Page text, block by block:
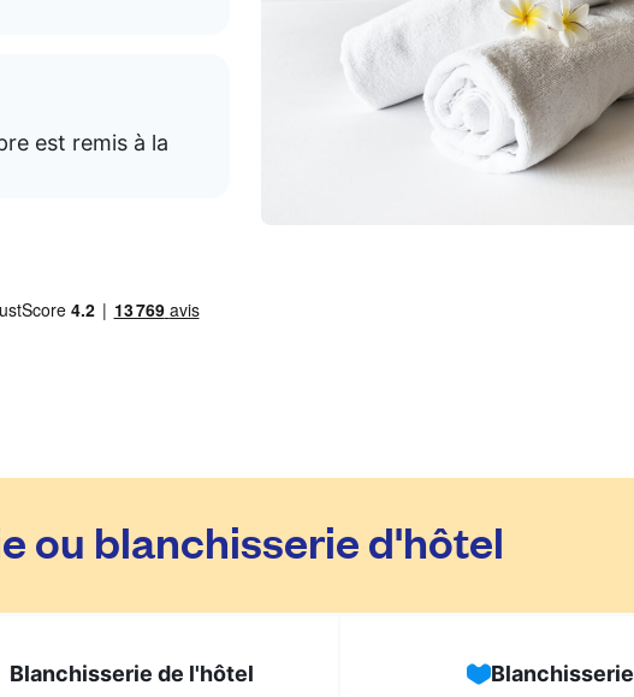
est remis à la
ou blanchisserie d'hôtel
Blanchisserie de l'hôtel Blanchisserie